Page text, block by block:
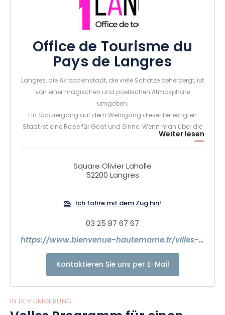
Office de Tourisme du
Pays de Langres
Langres, die Akropolenstadt, die viele Schätze beherbergt, ist
von einer magischen und poetischen Atmosphäre
umgeben.
Ein Spaziergang auf dem Wehrgang dieser befestigten
Stadt ist eine Reise für Geist und Sinne. Wenn man über die
Körnung des Steins streicht, wird man zum Hellebardier, der
die Festung beschützt, während der Blick sich in einem
fernen und beruhigenden Horizont verliert. Von den ältesten
Zeiten bis zur Aufklärung hat die hochgelegene Stadt ihre
Konzerte zum Leben erweckt wird. Am Fuße des Plateaus
öffnen sich die bewaldeten Weiten des Nationalparks der
und heilendem Wasser umspült werden. Atmen Sie auf, hier
ist die Natur Königin! In den geschickten Händen der
Korbflechter biegen und verflechten sich die Weidenstränge
zu Körben und dekorativen Meisterwerken.
Das Pays de Langres ist ein Land der Weite und der Freiheit,
das alle Leidenschaften weckt...
Weiter lesen
Square Olivier Lahalle
52200 Langres
Ich fahre mit dem Zug hin!
03 25 87 67 67
https://www.bienvenue-hautemarne.fr/villes-cites-caractere/langres/que-visiter/
Kontaktieren Sie uns per E-Mail
IN DER UMGEBUNG